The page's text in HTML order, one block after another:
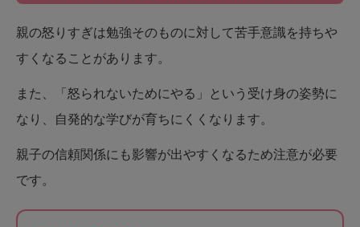
親の怒りすぎは勉強そのものに対して苦手意識を持ちや
すくなることがあります。
また、「怒られないためにやる」という受け身の姿勢に
なり、自発的な学びが育ちにくくなります。
親子の信頼関係にも影響が出やすくなるため注意が必要
です。